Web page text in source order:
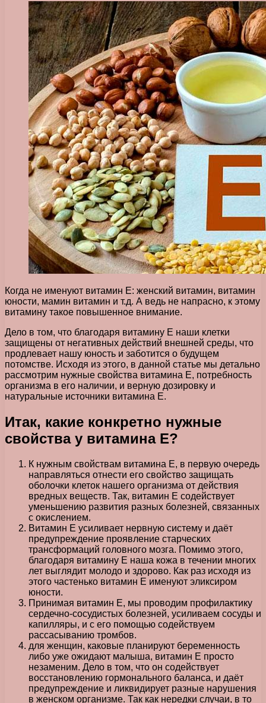
Когда не именуют витамин Е: женский витамин, витамин
юности, мамин витамин и т.д. А ведь не напрасно, к этому
витамину такое повышенное внимание.
Дело в том, что благодаря витамину Е наши клетки
защищены от негативных действий внешней среды, что
продлевает нашу юность и заботится о будущем
потомстве. Исходя из этого, в данной статье мы детально
рассмотрим нужные свойства витамина Е, потребность
организма в его наличии, и верную дозировку и
натуральные источники витамина Е.
Итак, какие конкретно нужные
свойства у витамина Е?
К нужным свойствам витамина Е, в первую очередь
направляться отнести его свойство защищать
оболочки клеток нашего организма от действия
вредных веществ. Так, витамин Е содействует
уменьшению развития разных болезней, связанных
с окислением.
Витамин Е усиливает нервную систему и даёт
предупреждение проявление старческих
трансформаций головного мозга. Помимо этого,
благодаря витамину Е наша кожа в течении многих
лет выглядит молодо и здорово. Как раз исходя из
этого частенько витамин Е именуют эликсиром
юности.
Принимая витамин Е, мы проводим профилактику
сердечно-сосудистых болезней, усиливаем сосуды и
капилляры, и с его помощью содействуем
рассасыванию тромбов.
для женщин, каковые планируют беременность
либо уже ожидают малыша, витамин Е просто
незаменим. Дело в том, что он содействует
восстановлению гормонального баланса, и даёт
предупреждение и ликвидирует разные нарушения
в женском организме. Так как нередки случаи, в то